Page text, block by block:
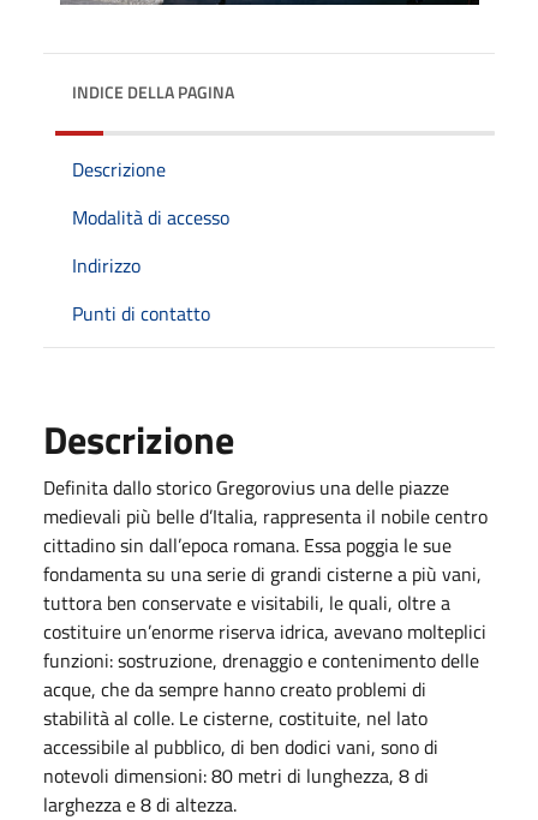
INDICE DELLA PAGINA
Descrizione
Modalità di accesso
Indirizzo
Punti di contatto
Descrizione
Definita dallo storico Gregorovius una delle piazze
medievali più belle d’Italia, rappresenta il nobile centro
cittadino sin dall’epoca romana. Essa poggia le sue
fondamenta su una serie di grandi cisterne a più vani,
tuttora ben conservate e visitabili, le quali, oltre a
costituire un’enorme riserva idrica, avevano molteplici
funzioni: sostruzione, drenaggio e contenimento delle
acque, che da sempre hanno creato problemi di
stabilità al colle. Le cisterne, costituite, nel lato
accessibile al pubblico, di ben dodici vani, sono di
notevoli dimensioni: 80 metri di lunghezza, 8 di
larghezza e 8 di altezza.